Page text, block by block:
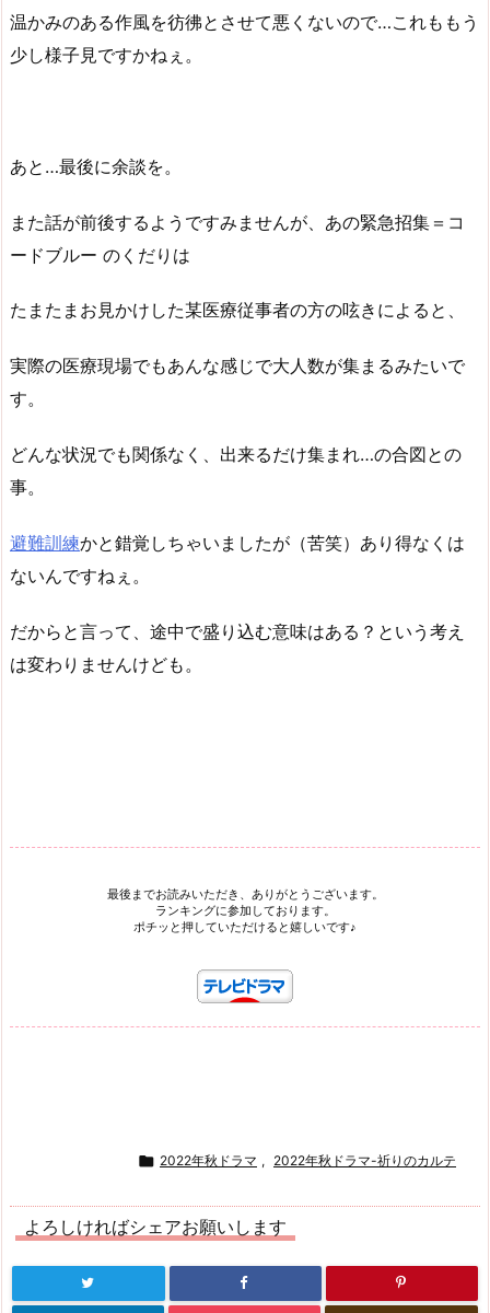
温かみのある作風を彷彿とさせて悪くないので…これももう
少し様子見ですかねぇ。
あと…最後に余談を。
また話が前後するようですみませんが、あの緊急招集＝コ
ードブルー のくだりは
たまたまお見かけした某医療従事者の方の呟きによると、
実際の医療現場でもあんな感じで大人数が集まるみたいで
す。
どんな状況でも関係なく、出来るだけ集まれ…の合図との
事。
避難訓練かと錯覚しちゃいましたが（苦笑）あり得なくは
ないんですねぇ。
だからと言って、途中で盛り込む意味はある？という考え
は変わりませんけども。
最後までお読みいただき、ありがとうございます。
ランキングに参加しております。
ポチッと押していただけると嬉しいです♪
 2022年秋ドラマ , 2022年秋ドラマ-祈りのカルテ
よろしければシェアお願いします